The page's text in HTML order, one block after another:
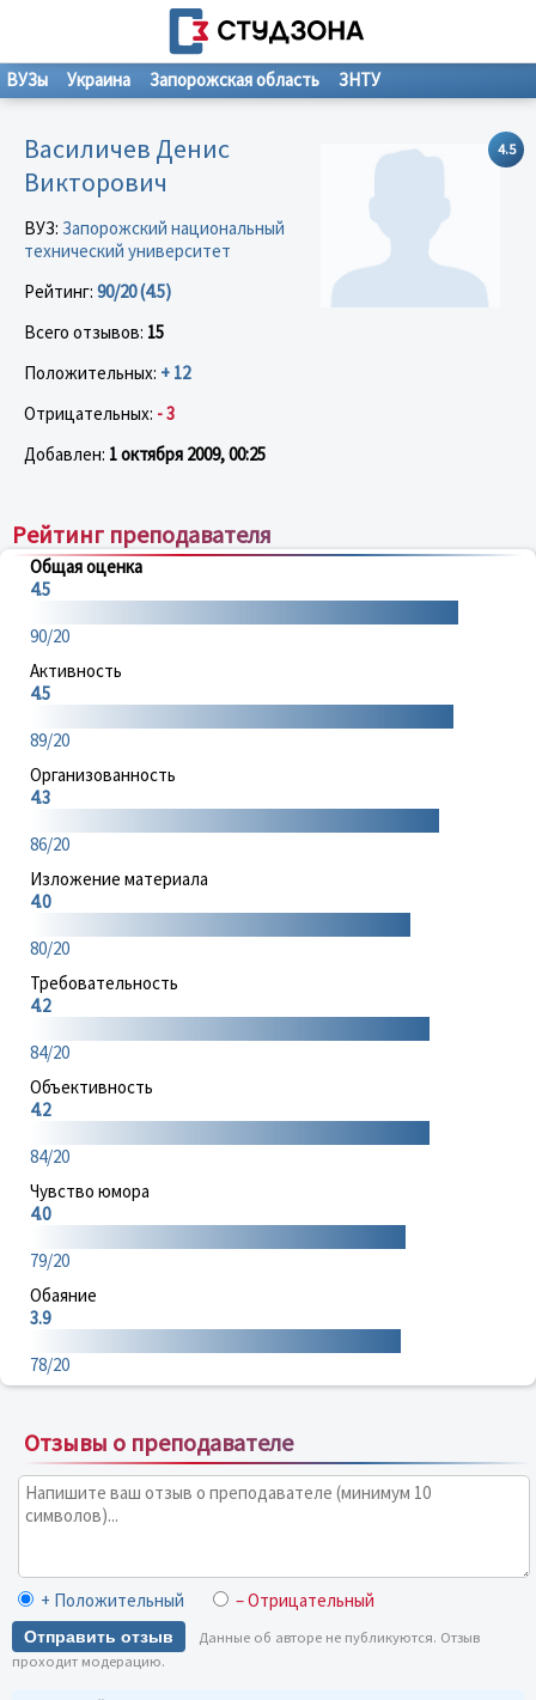
ВУЗы Украина Запорожская область ЗНТУ
4.5
Василичев Денис
Викторович
ВУЗ: Запорожский национальный
технический университет
Рейтинг: 90/20 (4.5)
Всего отзывов: 15
Положительных: + 12
Отрицательных: - 3
Добавлен: 1 октября 2009, 00:25
Рейтинг преподавателя
Общая оценка
4.5
90/20
Активность
4.5
89/20
Организованность
4.3
86/20
Изложение материала
4.0
80/20
Требовательность
4.2
84/20
Объективность
4.2
84/20
Чувство юмора
4.0
79/20
Обаяние
3.9
78/20
Отзывы о преподавателе
+ Положительный – Отрицательный
Отправить отзыв
Данные об авторе не публикуются. Отзыв
проходит модерацию.